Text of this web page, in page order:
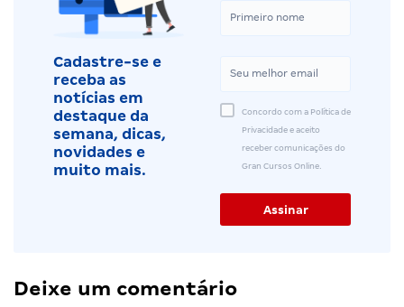
Cadastre-se e
receba as
notícias em
destaque da
semana, dicas,
novidades e
muito mais.
Concordo com a Política de
Privacidade e aceito
receber comunicações do
Gran Cursos Online.
Deixe um comentário